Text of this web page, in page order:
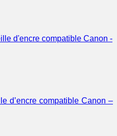
d’encre compatible Canon –